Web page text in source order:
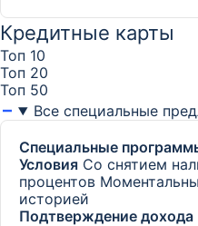
Кредитные карты
Топ 10
Топ 20
Топ 50
Все специальные
Специальные
Условия Со снятием
процентов
историей
Подтверждение дохода